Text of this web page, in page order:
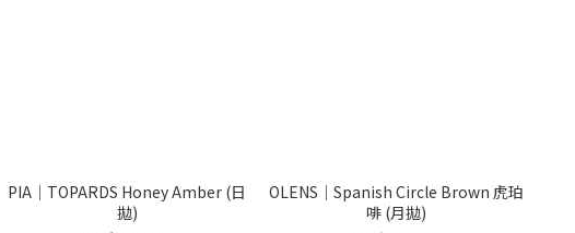
PIA｜TOPARDS Honey Amber (日
拋)
OLENS｜Spanish Circle Brown 虎珀
啡 (月拋)